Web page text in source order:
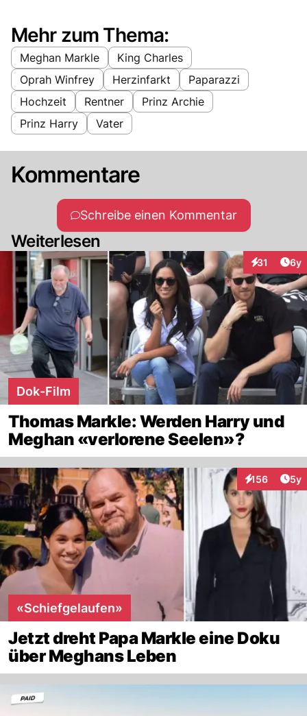
Mehr zum Thema:
Meghan Markle
King Charles
Oprah Winfrey
Herzinfarkt
Paparazzi
Hochzeit
Rentner
Prinz Archie
Prinz Harry
Vater
Kommentare
Schreibe einen Kommentar
Weiterlesen
31 6y
Dok-Film
Thomas Markle: Werden Harry und
Meghan «verlorene Seelen»?
156
Interaktionen
5y
«Schiefgelaufen»
Jetzt dreht Papa Markle eine Doku
über Meghans Leben